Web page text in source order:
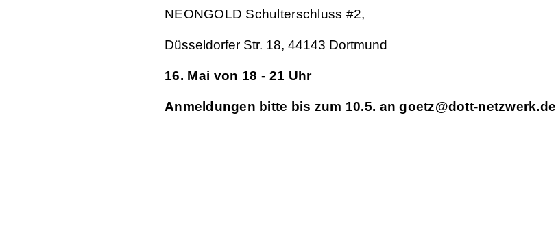
NEONGOLD Schulterschluss #2,
Düsseldorfer Str. 18, 44143 Dortmund
16. Mai von 18 - 21 Uhr
Anmeldungen bitte bis zum 10.5. angoetz@dott-netzwerk.de